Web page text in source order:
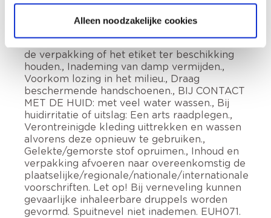
Alleen noodzakelijke cookies
water levende organismen, met langdurige
gevolgen. Lees aandachtig en volg alle
houden., Bij het inwinnen van medisch advies,
de verpakking of het etiket ter beschikking
houden., Inademing van damp vermijden.,
Voorkom lozing in het milieu., Draag
beschermende handschoenen., BIJ CONTACT
MET DE HUID: met veel water wassen., Bij
huidirritatie of uitslag: Een arts raadplegen.,
Verontreinigde kleding uittrekken en wassen
alvorens deze opnieuw te gebruiken.,
Gelekte/gemorste stof opruimen., Inhoud en
verpakking afvoeren naar overeenkomstig de
plaatselijke/regionale/nationale/internationale
voorschriften. Let op! Bij verneveling kunnen
gevaarlijke inhaleerbare druppels worden
gevormd. Spuitnevel niet inademen. EUH071.